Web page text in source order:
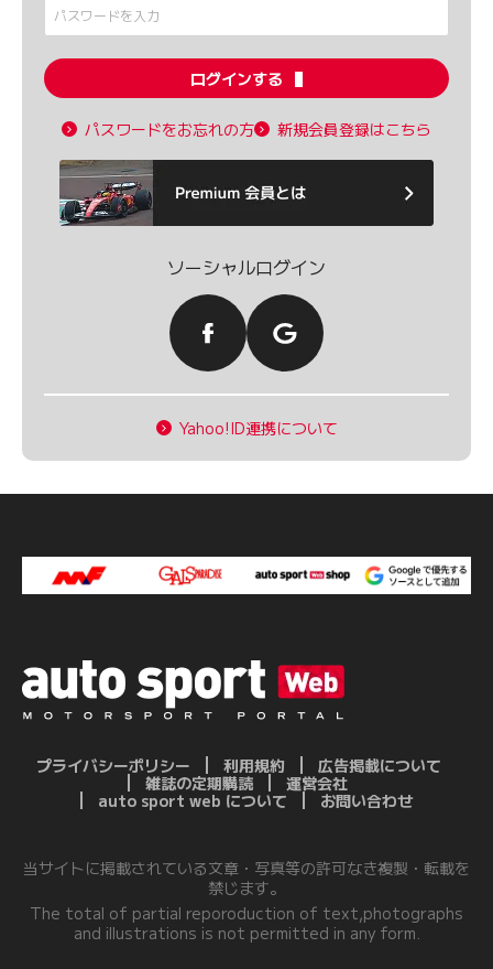
ログインする
パスワードをお忘れの方 新規会員登録はこちら
ソーシャルログイン
Yahoo!ID連携について
プライバシーポリシー 利用規約
広告掲載について
雑誌の定期購読
運営会社
auto sport web について
お問い合わせ
当サイトに掲載されている文章・写真等の許可なき複製・転載を
禁じます。
The total of partial reporoduction of text,photographs
and illustrations is not permitted in any form.